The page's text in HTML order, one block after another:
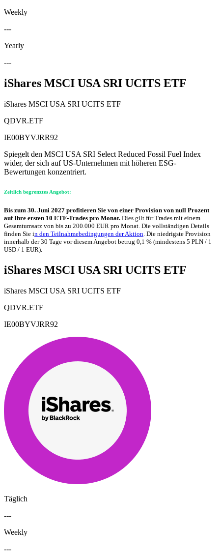
Weekly
---
Yearly
---
iShares MSCI USA SRI UCITS ETF
iShares MSCI USA SRI UCITS ETF
QDVR.ETF
IE00BYVJRR92
Spiegelt den MSCI USA SRI Select Reduced Fossil Fuel Index
wider, der sich auf US-Unternehmen mit höheren ESG-
Bewertungen konzentriert.
Zeitlich begrenztes Angebot:
Bis zum 30. Juni 2027 profitieren Sie von einer Provision von null Prozent
auf Ihre ersten 10 ETF-Trades pro Monat. Dies gilt für Trades mit einem
Gesamtumsatz von bis zu 200.000 EUR pro Monat. Die vollständigen Details
finden Sie in den Teilnahmebedingungen der Aktion. Die niedrigste Provision
innerhalb der 30 Tage vor diesem Angebot betrug 0,1 % (mindestens 5 PLN / 1
USD / 1 EUR).
iShares MSCI USA SRI UCITS ETF
iShares MSCI USA SRI UCITS ETF
QDVR.ETF
IE00BYVJRR92
Täglich
---
Weekly
---